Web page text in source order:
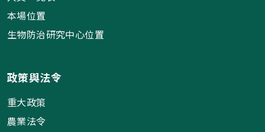
本場位置
生物防治研究中心位置
政策與法令
重大政策
農業法令